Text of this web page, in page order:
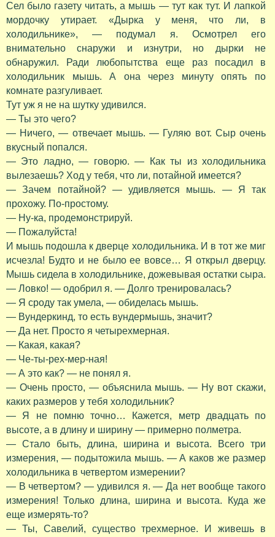
Сел было газету читать, а мышь — тут как тут. И лапкой
мордочку утирает. «Дырка у меня, что ли, в
холодильнике», — подумал я. Осмотрел его
внимательно снаружи и изнутри, но дырки не
обнаружил. Ради любопытства еще раз посадил в
холодильник мышь. А она через минуту опять по
комнате разгуливает.
Тут уж я не на шутку удивился.
— Ты это чего?
— Ничего, — отвечает мышь. — Гуляю вот. Сыр очень
вкусный попался.
— Это ладно, — говорю. — Как ты из холодильника
вылезаешь? Ход у тебя, что ли, потайной имеется?
— Зачем потайной? — удивляется мышь. — Я так
прохожу. По-простому.
— Ну-ка, продемонстрируй.
— Пожалуйста!
И мышь подошла к дверце холодильника. И в тот же миг
исчезла! Будто и не было ее вовсе… Я открыл дверцу.
Мышь сидела в холодильнике, дожевывая остатки сыра.
— Ловко! — одобрил я. — Долго тренировалась?
— Я сроду так умела, — обиделась мышь.
— Вундеркинд, то есть вундермышь, значит?
— Да нет. Просто я четырехмерная.
— Какая, какая?
— Че-ты-рех-мер-ная!
— А это как? — не понял я.
— Очень просто, — объяснила мышь. — Ну вот скажи,
каких размеров у тебя холодильник?
— Я не помню точно… Кажется, метр двадцать по
высоте, а в длину и ширину — примерно полметра.
— Стало быть, длина, ширина и высота. Всего три
измерения, — подытожила мышь. — А каков же размер
холодильника в четвертом измерении?
— В четвертом? — удивился я. — Да нет вообще такого
измерения! Только длина, ширина и высота. Куда же
еще измерять-то?
— Ты, Савелий, существо трехмерное. И живешь в